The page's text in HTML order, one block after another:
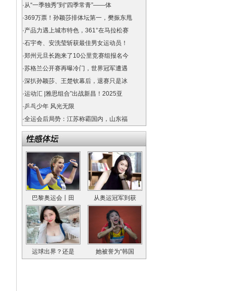
·从“一季独秀”到“四季常青”——体
·369万票！孙颖莎排体坛第一，樊振东甩
·产品力遇上城市特色，361°在马拉松赛
·石宇奇、安洗莹斩获最佳男女运动员！
·郑州元旦长跑来了10公里竞赛组报名今
·苏格兰公开赛再曝冷门，世界冠军遭遇
·深扒孙颖莎、王楚钦幕后，退赛只是冰
·运动汇 |雅思组合”出战新昌！2025亚
·乒乓少年 风光无限
·全运会后局势：江苏称霸国内，山东福
巴黎奥运会丨田 从奥运冠军到获
运球出界？还是 她被誉为“韩国